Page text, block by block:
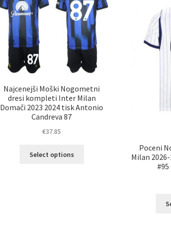
izberete
na
strani
izdelka
Najcenejši Moški Nogometni
dresi kompleti Inter Milan
Domači 2023 2024 tisk Antonio
Candreva 87
€37.85
Select options
Poceni
Milan